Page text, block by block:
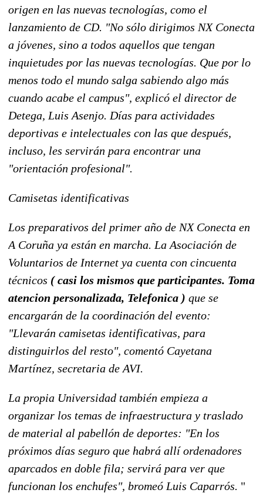
origen en las nuevas tecnologías, como el
lanzamiento de CD. "No sólo dirigimos NX Conecta
a jóvenes, sino a todos aquellos que tengan
inquietudes por las nuevas tecnologías. Que por lo
menos todo el mundo salga sabiendo algo más
cuando acabe el campus", explicó el director de
Detega, Luis Asenjo. Días para actividades
deportivas e intelectuales con las que después,
incluso, les servirán para encontrar una
"orientación profesional".
Camisetas identificativas
Los preparativos del primer año de NX Conecta en
A Coruña ya están en marcha. La Asociación de
Voluntarios de Internet ya cuenta con cincuenta
técnicos ( casi los mismos que participantes. Toma
atencion personalizada, Telefonica ) que se
encargarán de la coordinación del evento:
"Llevarán camisetas identificativas, para
distinguirlos del resto", comentó Cayetana
Martínez, secretaria de AVI.
La propia Universidad también empieza a
organizar los temas de infraestructura y traslado
de material al pabellón de deportes: "En los
próximos días seguro que habrá allí ordenadores
aparcados en doble fila; servirá para ver que
funcionan los enchufes", bromeó Luis Caparrós. "